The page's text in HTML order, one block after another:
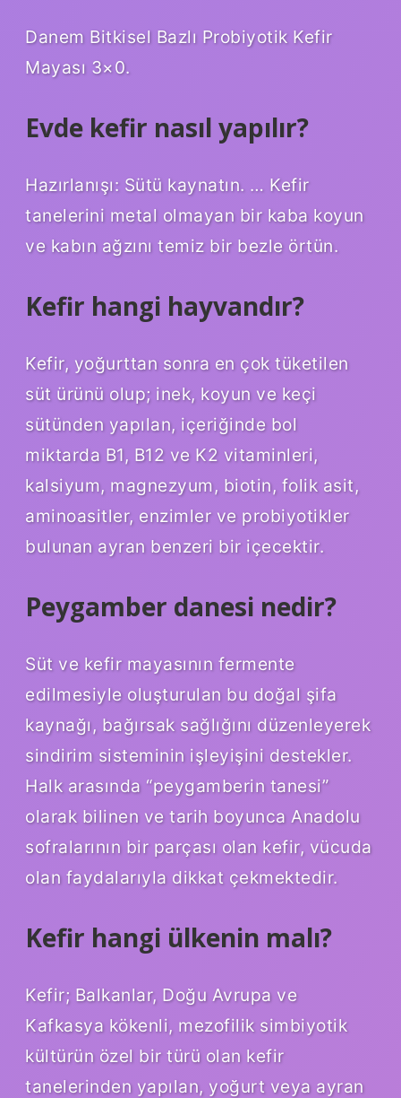
Danem Bitkisel Bazlı Probiyotik Kefir
Mayası 3×0.
Evde kefir nasıl yapılır?
Hazırlanışı: Sütü kaynatın. … Kefir
tanelerini metal olmayan bir kaba koyun
ve kabın ağzını temiz bir bezle örtün.
Kefir hangi hayvandır?
Kefir, yoğurttan sonra en çok tüketilen
süt ürünü olup; inek, koyun ve keçi
sütünden yapılan, içeriğinde bol
miktarda B1, B12 ve K2 vitaminleri,
kalsiyum, magnezyum, biotin, folik asit,
aminoasitler, enzimler ve probiyotikler
bulunan ayran benzeri bir içecektir.
Peygamber danesi nedir?
Süt ve kefir mayasının fermente
edilmesiyle oluşturulan bu doğal şifa
kaynağı, bağırsak sağlığını düzenleyerek
sindirim sisteminin işleyişini destekler.
Halk arasında “peygamberin tanesi”
olarak bilinen ve tarih boyunca Anadolu
sofralarının bir parçası olan kefir, vücuda
olan faydalarıyla dikkat çekmektedir.
Kefir hangi ülkenin malı?
Kefir; Balkanlar, Doğu Avrupa ve
Kafkasya kökenli, mezofilik simbiyotik
kültürün özel bir türü olan kefir
tanelerinden yapılan, yoğurt veya ayran